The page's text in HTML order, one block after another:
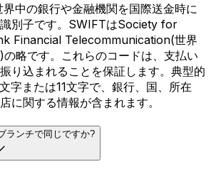
中の銀行や金融機関を国際送金時に
別子です。SWIFTはSociety for
Financial Telecommunication(世界
略です。これらのコードは、支払い
り込まれることを保証します。典型的
字または11文字で、銀行、国、所在
に関する情報が含まれます。
ランチで同じですか?